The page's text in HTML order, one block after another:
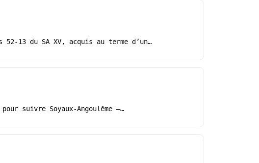
13 du SA XV, acquis au terme d’un…
suivre Soyaux-Angoulême –…